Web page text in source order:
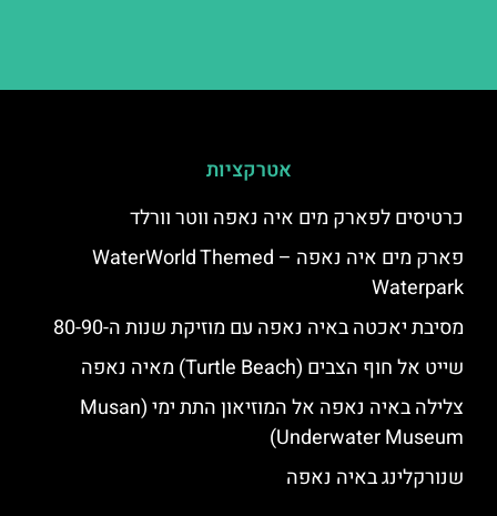
אטרקציות
כרטיסים לפארק מים איה נאפה ווטר וורלד
פארק מים איה נאפה – ‪‪WaterWorld Themed
Waterpark‬‬
מסיבת יאכטה באיה נאפה עם מוזיקת שנות ה-80-90
שייט אל חוף הצבים (Turtle Beach) מאיה נאפה
צלילה באיה נאפה אל המוזיאון התת ימי (Musan
Underwater Museum)
שנורקלינג באיה נאפה